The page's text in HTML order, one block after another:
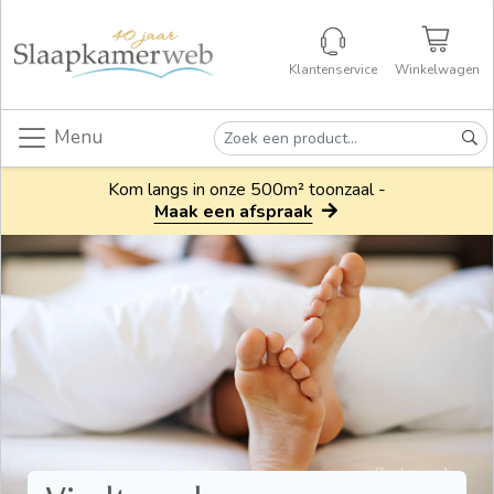
Klantenservice Winkelwagen
Menu
Kom langs in onze 500m² toonzaal -
Maak een afspraak